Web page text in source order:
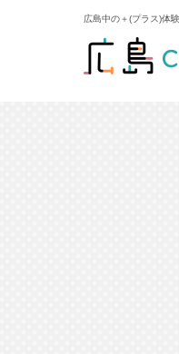
広島中の＋(プラス)体